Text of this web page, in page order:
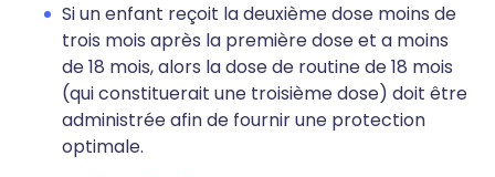
Si un enfant reçoit la deuxième dose moins de
trois mois après la première dose et a moins
de 18 mois, alors la dose de routine de 18 mois
(qui constituerait une troisième dose) doit être
administrée afin de fournir une protection
optimale.